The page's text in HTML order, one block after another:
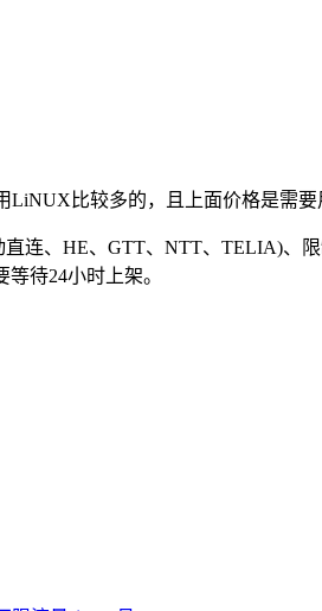
LiNUX比较多的，且上面价格是需要
连、HE、GTT、NTT、TELIA)、
待24小时上架。